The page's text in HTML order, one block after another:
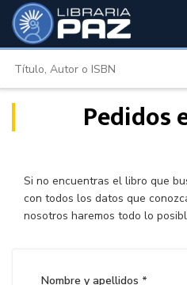
Pedidos
Si no encuentras el libro que
con todos los datos que
nosotros haremos todo lo
Nombre y apellidos *